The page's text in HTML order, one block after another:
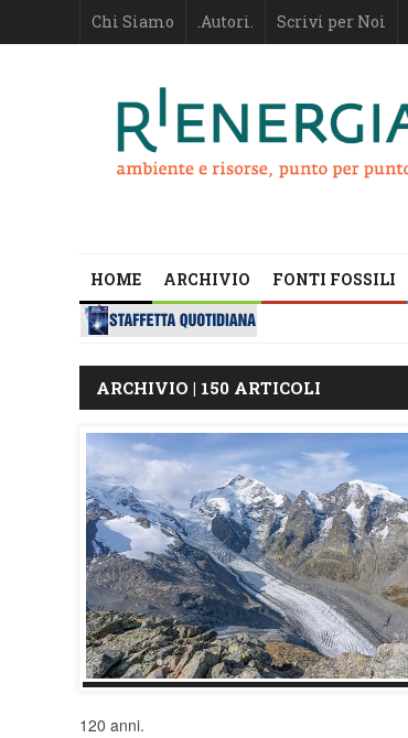
Chi Siamo .Autori. Scrivi per Noi
HOME ARCHIVIO FONTI FOSSILI
ARCHIVIO | 150 ARTICOLI
120 anni.